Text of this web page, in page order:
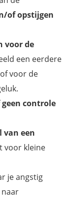
of opstijgen
voor de
een eerdere
voor de
geen controle
van een
voor kleine
je angstig